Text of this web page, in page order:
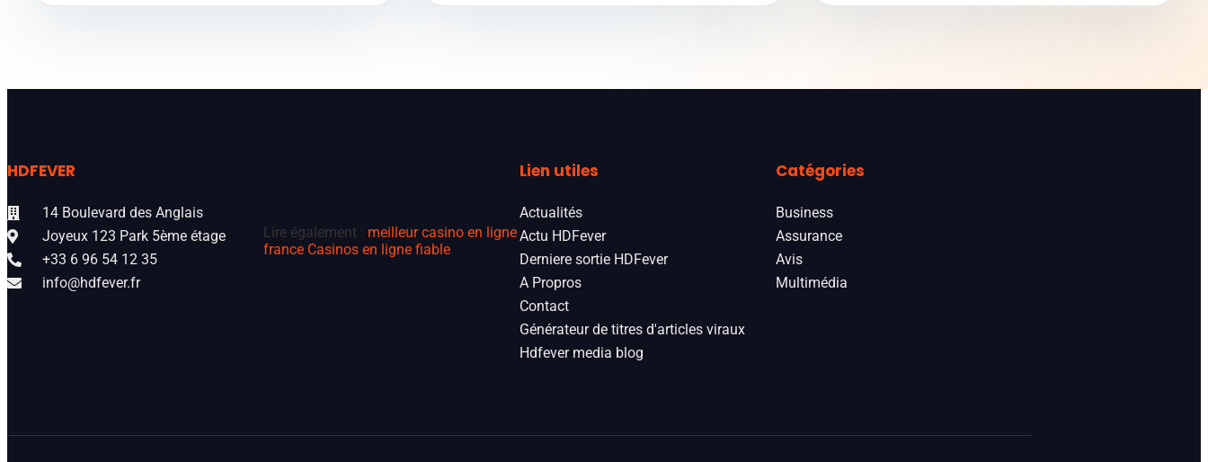
HDFEVER
14 Boulevard des Anglais
Joyeux 123 Park 5ème étage
+33 6 96 54 12 35
info@hdfever.fr
Lire également : meilleur casino en ligne
france Casinos en ligne fiable
Lien utiles
Actualités
Actu HDFever
Derniere sortie HDFever
A Propros
Contact
Générateur de titres d'articles viraux
Hdfever media blog
Catégories
Business
Assurance
Avis
Multimédia